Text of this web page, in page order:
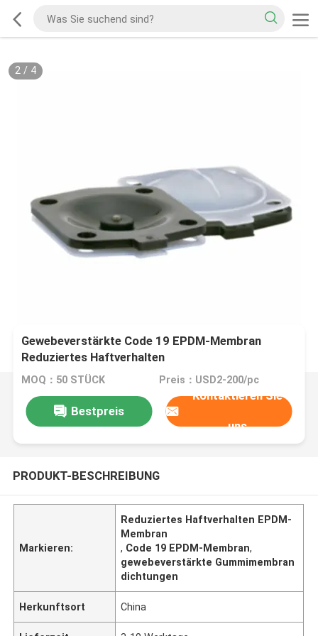
2/ 4
Gewebeverstärkte Code 19 EPDM-Membran
Reduziertes Haftverhalten
MOQ：50 STÜCK Preis：USD2-200/pc
Bestpreis
Kontaktieren Sie
uns
PRODUKT-BESCHREIBUNG
Markieren:
Reduziertes Haftverhalten EPDM-
Membran
, Code 19 EPDM-Membran,
gewebeverstärkte Gummimembran
dichtungen
Herkunftsort China